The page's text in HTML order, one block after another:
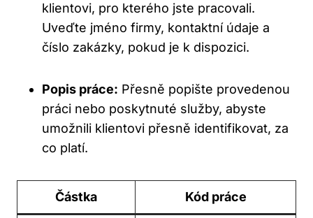
klientovi, pro kterého jste pracovali.
Uveďte jméno firmy, kontaktní údaje a
číslo zakázky, pokud je k dispozici.
Popis práce: Přesně popište provedenou
práci nebo poskytnuté služby, abyste
umožnili klientovi přesně identifikovat, za
co platí.
Částka Kód práce